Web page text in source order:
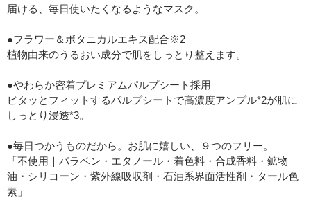
届ける、毎日使いたくなるようなマスク。
●フラワー＆ボタニカルエキス配合※2
植物由来のうるおい成分で肌をしっとり整えます。
●やわらか密着プレミアムパルプシート採用
ピタッとフィットするパルプシートで高濃度アンプル*2が肌に
しっとり浸透*3。
●毎日つかうものだから。お肌に嬉しい、９つのフリー。
「不使用｜パラベン・エタノール・着色料・合成香料・鉱物
油・シリコーン・紫外線吸収剤・石油系界面活性剤・タール色
素」